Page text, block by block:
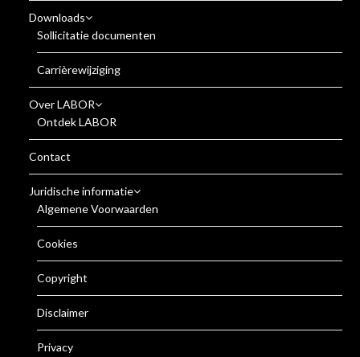
Downloads
Sollicitatie documenten
Carrièrewijziging
Over LABOR
Ontdek LABOR
Contact
Juridische informatie
Algemene Voorwaarden
Cookies
Copyright
Disclaimer
Privacy